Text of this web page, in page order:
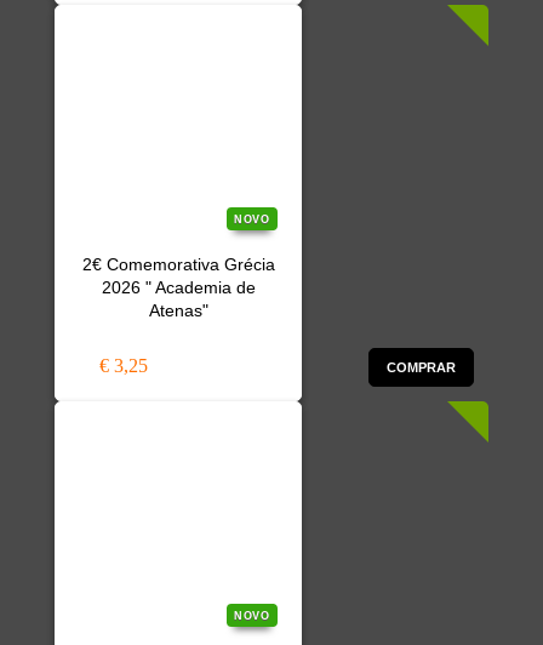
NOVO
2€ Comemorativa Grécia
2026 " Academia de
Atenas"
€ 3,25 COMPRAR
NOVO